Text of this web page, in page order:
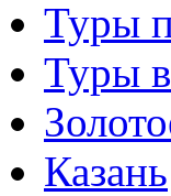
Туры
Туры
Казань